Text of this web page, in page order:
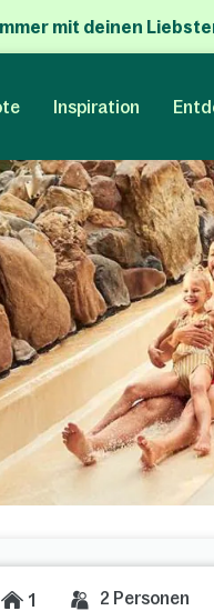
mit deinen
Inspiration
1 2 Personen